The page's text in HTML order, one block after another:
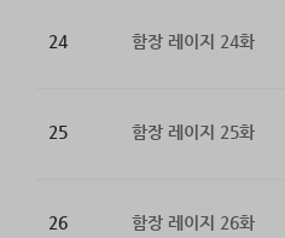
24 함장 레이지 24화
25 함장 레이지 25화
26 함장 레이지 26화